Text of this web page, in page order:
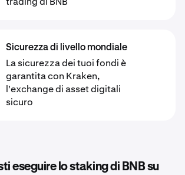
Sicurezza di livello mondiale
La sicurezza dei tuoi fondi è
garantita con Kraken,
l'exchange di asset digitali
sicuro
eseguire lo staking di BNB su